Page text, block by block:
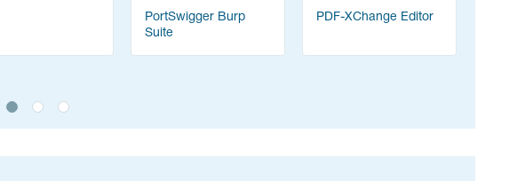
PortSwigger Burp
Suite
PDF-XChange Editor